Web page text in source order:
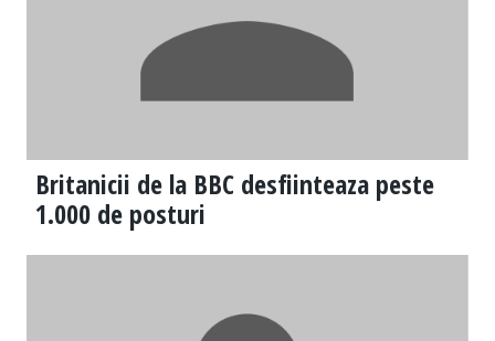
Britanicii de la BBC desfiinteaza peste
1.000 de posturi